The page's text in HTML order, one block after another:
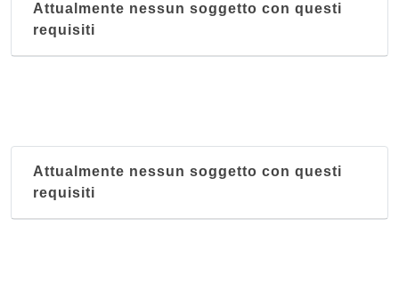
Attualmente nessun soggetto con questi
requisiti
Attualmente nessun soggetto con questi
requisiti